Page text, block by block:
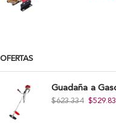
OFERTAS
Guadaña a
$623.334 $